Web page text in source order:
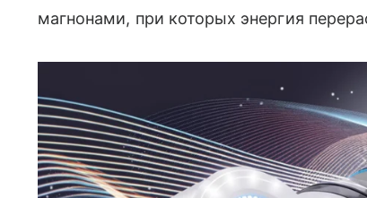
магнонами, при которых энергия